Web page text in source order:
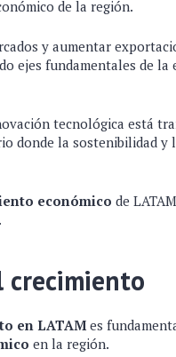
de la región.
y aumentar
ejes fundamentales de la
tecnológica está
donde la sostenibilidad y
económico de
crecimiento
en LATAM es
en la región.